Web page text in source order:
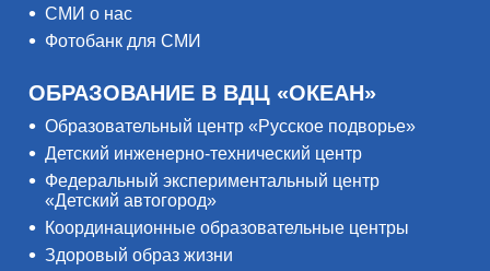
СМИ о нас
Фотобанк для СМИ
ОБРАЗОВАНИЕ В ВДЦ «ОКЕАН»
Образовательный центр «Русское подворье»
Детский инженерно-технический центр
Федеральный экспериментальный центр
«Детский автогород»
Координационные образовательные центры
Здоровый образ жизни